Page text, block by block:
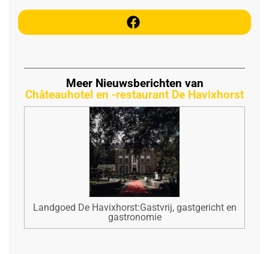
Meer Nieuwsberichten van
Châteauhotel en -restaurant De Havixhorst
Landgoed De Havixhorst:Gastvrij, gastgericht en
gastronomie